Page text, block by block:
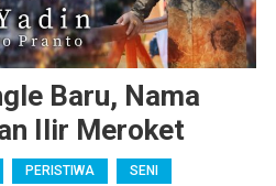
Baru, Nama
Ilir Meroket
PERISTIWA SENI